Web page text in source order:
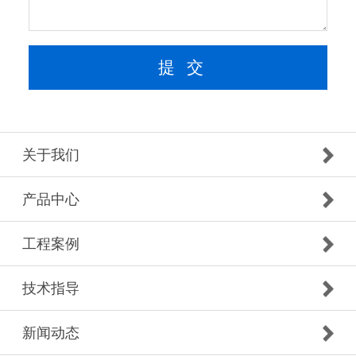
关于我们
产品中心
工程案例
技术指导
新闻动态